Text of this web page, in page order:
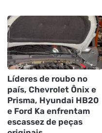
Líderes de roubo no
país, Chevrolet Ônix e
Prisma, Hyundai HB20
e Ford Ka enfrentam
escassez de peças